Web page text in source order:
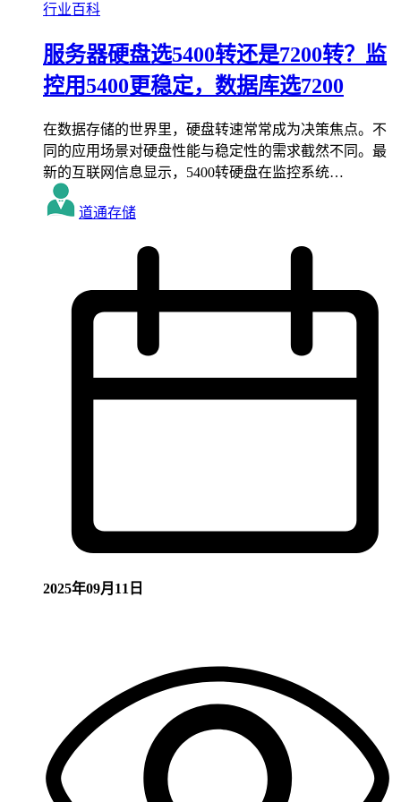
行业百科
服务器硬盘选5400转还是7200转？监
控用5400更稳定，数据库选7200
在数据存储的世界里，硬盘转速常常成为决策焦点。不
同的应用场景对硬盘性能与稳定性的需求截然不同。最
新的互联网信息显示，5400转硬盘在监控系统…
道通存储
2025年09月11日